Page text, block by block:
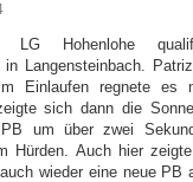
LG Hohenlohe
in Langensteinbach.
Einlaufen regnete es
sich dann die
um über zwei
Hürden. Auch hier
wieder eine neue PB